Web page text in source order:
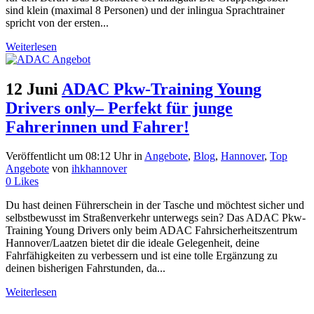
sind klein (maximal 8 Personen) und der inlingua Sprachtrainer
spricht von der ersten...
Weiterlesen
12 Juni ADAC Pkw-Training Young
Drivers only– Perfekt für junge
Fahrerinnen und Fahrer!
Veröffentlicht um 08:12 UhrinAngebote, Blog, Hannover, Top
Angebote von ihkhannover
0 Likes
Du hast deinen Führerschein in der Tasche und möchtest sicher und
selbstbewusst im Straßenverkehr unterwegs sein? Das ADAC Pkw-
Training Young Drivers only beim ADAC Fahrsicherheitszentrum
Hannover/Laatzen bietet dir die ideale Gelegenheit, deine
Fahrfähigkeiten zu verbessern und ist eine tolle Ergänzung zu
deinen bisherigen Fahrstunden, da...
Weiterlesen